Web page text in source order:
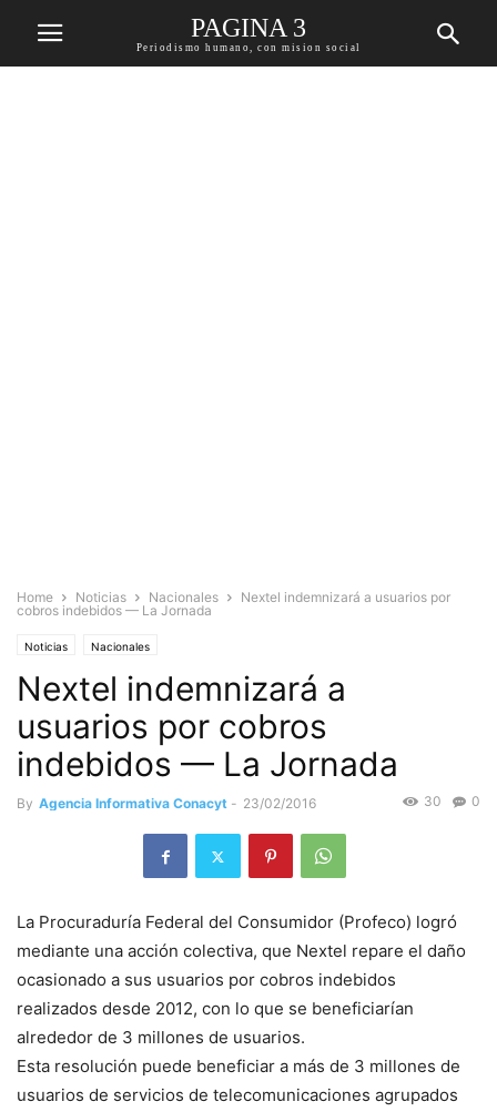
PAGINA 3
Periodismo humano, con mision social
Home Noticias Nacionales
Nextel indemnizará a usuarios por
cobros indebidos — La Jornada
Noticias Nacionales
Nextel indemnizará a
usuarios por cobros
indebidos — La Jornada
By Agencia Informativa Conacyt - 23/02/2016 0
30
La Procuraduría Federal del Consumidor (Profeco) logró
mediante una acción colectiva, que Nextel repare el daño
ocasionado a sus usuarios por cobros indebidos
realizados desde 2012, con lo que se beneficiarían
alrededor de 3 millones de usuarios.
Esta resolución puede beneficiar a más de 3 millones de
usuarios de servicios de telecomunicaciones agrupados